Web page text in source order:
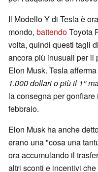
Il Modello Y di Tesla è
mondo, battendoToyota
volta, quindi questi tagli
ancora più inusuali per il
Elon Musk. Tesla
1.000 dollari o più il 1°
la consegna per
febbraio.
Elon Musk ha anche
erano una "cosa una
ora accumulando il
altri sconti e incentivi